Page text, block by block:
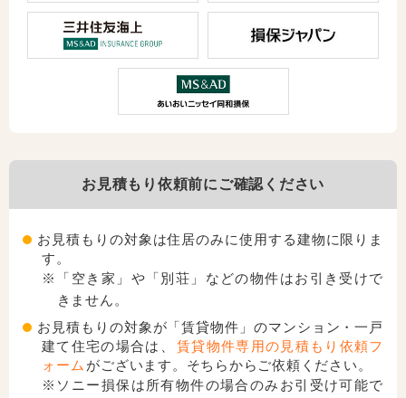
お見積もり依頼前にご確認ください
お見積もりの対象は住居のみに使用する建物に限りま
す。
※「空き家」や「別荘」などの物件はお引き受けで
きません。
お見積もりの対象が「賃貸物件」のマンション・一戸
建て住宅の場合は、
賃貸物件専用の見積もり依頼フ
ォーム がございます。そちらからご依頼ください。
※ソニー損保は所有物件の場合のみお引受け可能で